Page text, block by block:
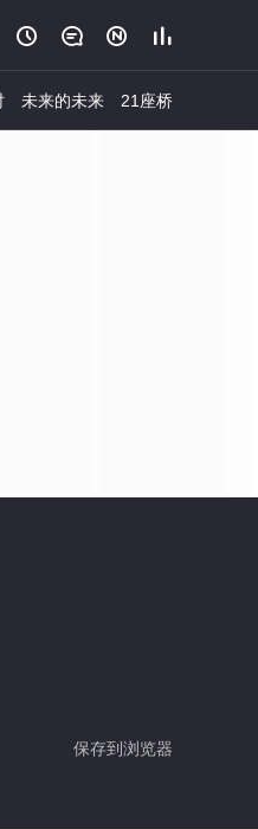
   
未来的未来 21座桥
保存到浏览器